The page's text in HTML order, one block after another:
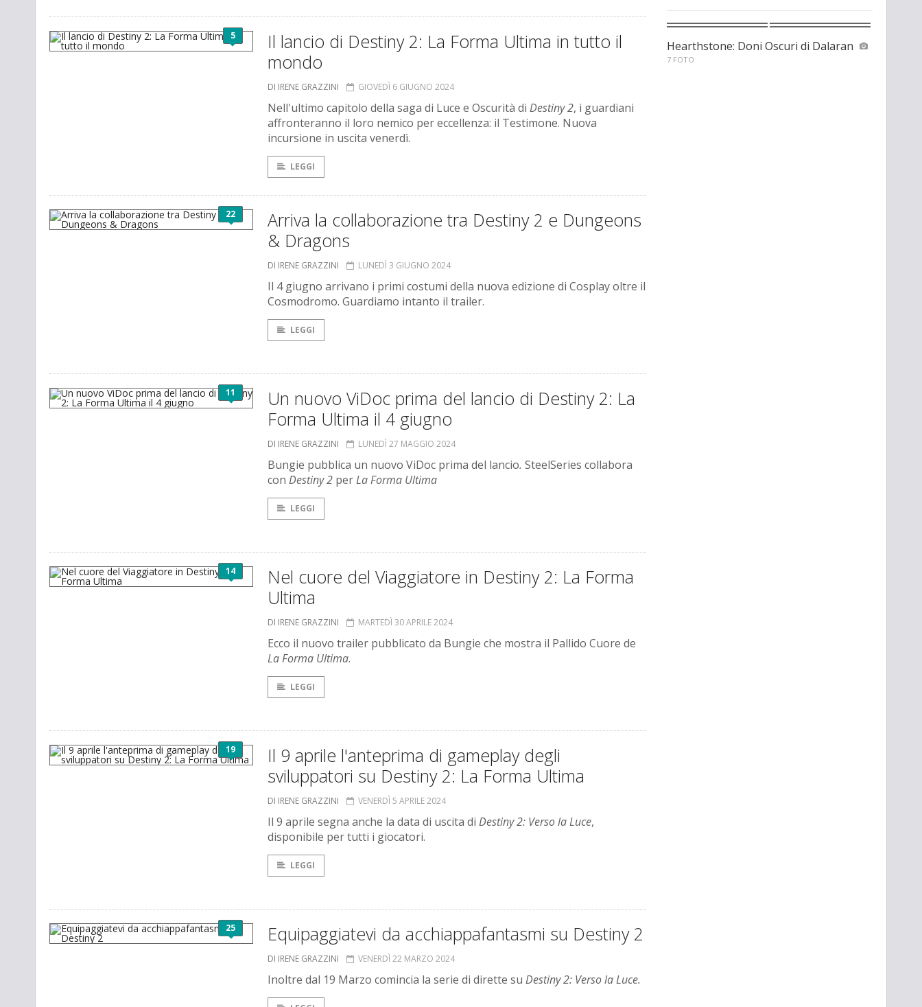
5
Il lancio di Destiny 2: La Forma Ultima in tutto il
mondo
DI IRENE GRAZZINI GIOVEDÌ 6 GIUGNO 2024
Nell'ultimo capitolo della saga di Luce e Oscurità di Destiny 2, i guardiani
affronteranno il loro nemico per eccellenza: il Testimone. Nuova
incursione in uscita venerdì.
LEGGI
22
Arriva la collaborazione tra Destiny 2 e Dungeons
& Dragons
DI IRENE GRAZZINI LUNEDÌ 3 GIUGNO 2024
Il 4 giugno arrivano i primi costumi della nuova edizione di Cosplay oltre il
Cosmodromo. Guardiamo intanto il trailer.
LEGGI
11
Un nuovo ViDoc prima del lancio di Destiny 2: La
Forma Ultima il 4 giugno
DI IRENE GRAZZINI LUNEDÌ 27 MAGGIO 2024
Bungie pubblica un nuovo ViDoc prima del lancio. SteelSeries collabora
con Destiny 2 perLa Forma Ultima
LEGGI
14
Nel cuore del Viaggiatore in Destiny 2: La Forma
Ultima
DI IRENE GRAZZINI MARTEDÌ 30 APRILE 2024
Ecco il nuovo trailer pubblicato da Bungie che mostra il Pallido Cuore de
La Forma Ultima.
LEGGI
19
Il 9 aprile l'anteprima di gameplay degli
sviluppatori su Destiny 2: La Forma Ultima
DI IRENE GRAZZINI VENERDÌ 5 APRILE 2024
Il 9 aprile segna anche la data di uscita di Destiny 2: Verso la Luce,
disponibile per tutti i giocatori.
LEGGI
25 Equipaggiatevi da acchiappafantasmi su Destiny 2
DI IRENE GRAZZINI VENERDÌ 22 MARZO 2024
Inoltre dal 19 Marzo comincia la serie di dirette su Destiny 2: Verso la Luce.
Hearthstone: Doni Oscuri di Dalaran
7 FOTO